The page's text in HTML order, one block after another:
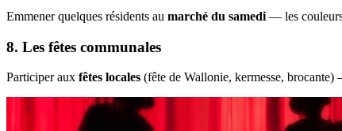
Emmener quelques résidents au marché du samedi — les
8. Les fêtes communales
Participer aux fêtes locales (fête de Wallonie, kermesse, brocante)